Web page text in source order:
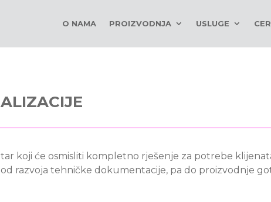
O NAMA PROIZVODNJA USLUGE
koji će osmisliti kompletno rješenje za potrebe
razvoja tehničke dokumentacije, pa do proizvodnje